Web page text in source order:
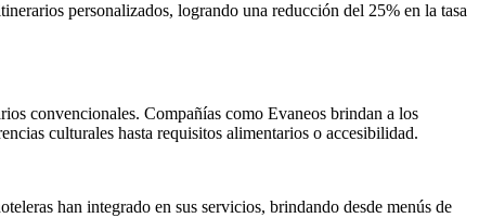
personalizados, logrando una reducción del 25% en la tasa
convencionales. Compañías como Evaneos brindan a los
culturales hasta requisitos alimentarios o accesibilidad.
han integrado en sus servicios, brindando desde menús de